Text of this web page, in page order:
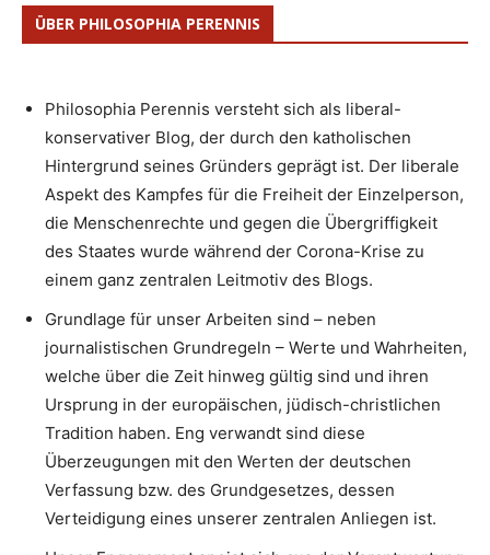
ÜBER PHILOSOPHIA PERENNIS
Philosophia Perennis versteht sich als liberal-
konservativer Blog, der durch den katholischen
Hintergrund seines Gründers geprägt ist. Der liberale
Aspekt des Kampfes für die Freiheit der Einzelperson,
die Menschenrechte und gegen die Übergriffigkeit
des Staates wurde während der Corona-Krise zu
einem ganz zentralen Leitmotiv des Blogs.
Grundlage für unser Arbeiten sind – neben
journalistischen Grundregeln – Werte und Wahrheiten,
welche über die Zeit hinweg gültig sind und ihren
Ursprung in der europäischen, jüdisch-christlichen
Tradition haben. Eng verwandt sind diese
Überzeugungen mit den Werten der deutschen
Verfassung bzw. des Grundgesetzes, dessen
Verteidigung eines unserer zentralen Anliegen ist.